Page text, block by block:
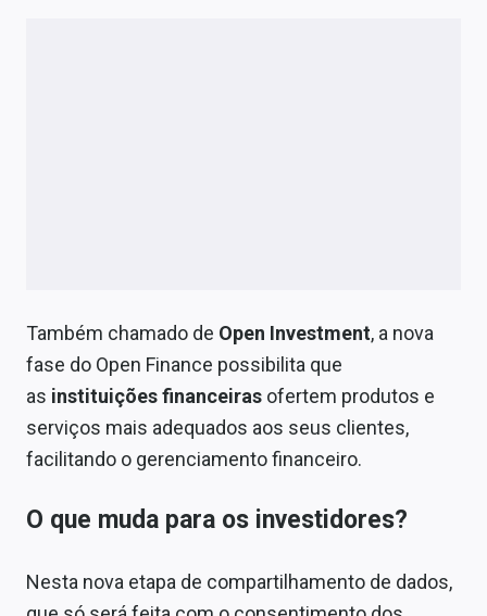
Conteúdo de Marca
Sobre
Expediente
Contato
Também chamado de Open Investment, a nova
fase do Open Finance possibilita que
as instituições financeiras ofertem produtos e
serviços mais adequados aos seus clientes,
facilitando o gerenciamento financeiro.
O que muda para os investidores?
Nesta nova etapa de compartilhamento de dados,